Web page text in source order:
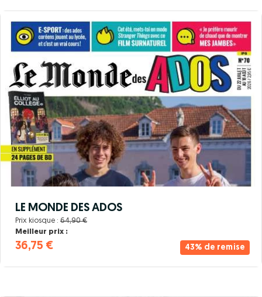
43% de remise
LE MONDE DES ADOS
Prix kiosque : 64,90 €
Meilleur prix :
36,75 €